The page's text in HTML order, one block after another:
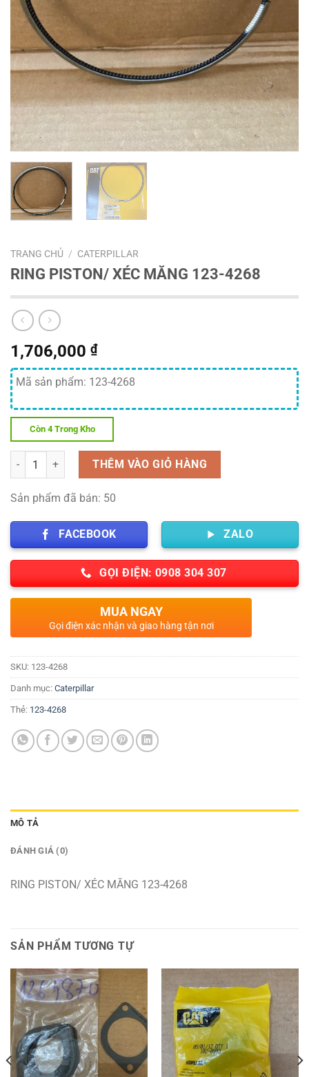
TRANG CHỦ / CATERPILLAR
RING PISTON/ XÉC MĂNG 123-4268
1,706,000 ₫
Mã sản phẩm: 123-4268
Còn 4 Trong Kho
Số lượng THÊM VÀO GIỎ HÀNG
Sản phẩm đã bán: 50
FACEBOOK ZALO
GỌI ĐIỆN: 0908 304 307
MUA NGAY
Gọi điện xác nhận và giao hàng tận nơi
SKU: 123-4268
Danh mục: Caterpillar
Thẻ: 123-4268
MÔ TẢ
ĐÁNH GIÁ (0)
RING PISTON/ XÉC MĂNG 123-4268
SẢN PHẨM TƯƠNG TỰ